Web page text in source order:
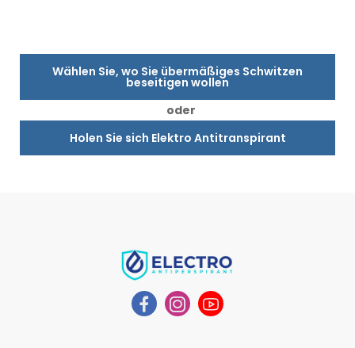
Wählen Sie, wo Sie übermäßiges Schwitzen
beseitigen wollen
oder
Holen Sie sich Elektro Antitranspirant